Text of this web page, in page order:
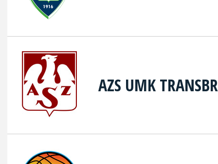
AZS UMK